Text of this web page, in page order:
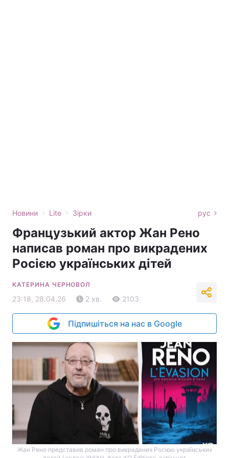
Новини › Lite › Зірки рус
Французький актор Жан Рено
написав роман про викрадених
Росією українських дітей
КАТЕРИНА ЧЕРНОВОЛ
23:18, 28.04.26 2 хв. 2103
Підпишіться на нас в Google
Жан Рено представив роман про викрадених Росією українських